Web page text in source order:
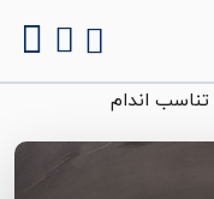
تناسب اندام